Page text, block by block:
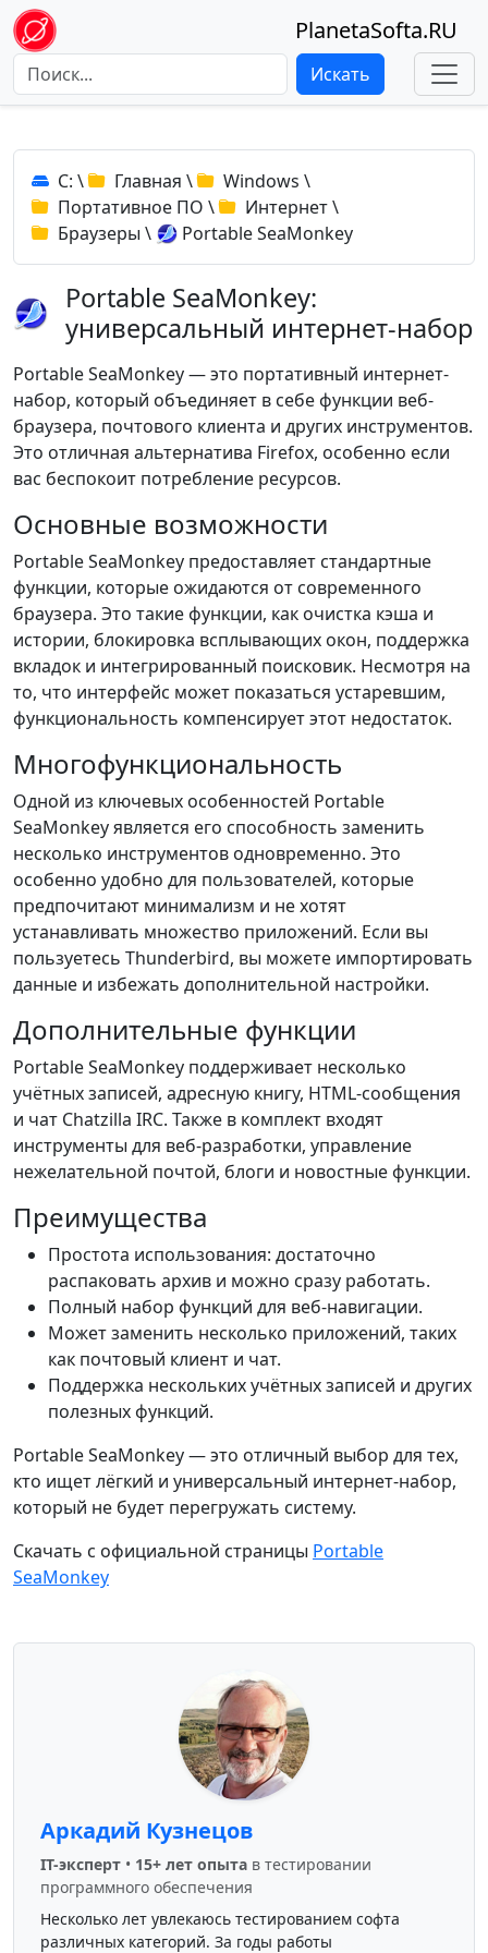
PlanetaSofta.RU
Искать
C: \ Главная \ Windows \
Портативное ПО \ Интернет\
Браузеры \ Portable SeaMonkey
Portable SeaMonkey:
универсальный интернет-набор
Portable SeaMonkey — это портативный интернет-
набор, который объединяет в себе функции веб-
браузера, почтового клиента и других инструментов.
Это отличная альтернатива Firefox, особенно если
вас беспокоит потребление ресурсов.
Основные возможности
Portable SeaMonkey предоставляет стандартные
функции, которые ожидаются от современного
браузера. Это такие функции, как очистка кэша и
истории, блокировка всплывающих окон, поддержка
вкладок и интегрированный поисковик. Несмотря на
то, что интерфейс может показаться устаревшим,
функциональность компенсирует этот недостаток.
Многофункциональность
Одной из ключевых особенностей Portable
SeaMonkey является его способность заменить
несколько инструментов одновременно. Это
особенно удобно для пользователей, которые
предпочитают минимализм и не хотят
устанавливать множество приложений. Если вы
пользуетесь Thunderbird, вы можете импортировать
данные и избежать дополнительной настройки.
Дополнительные функции
Portable SeaMonkey поддерживает несколько
учётных записей, адресную книгу, HTML-сообщения
и чат Chatzilla IRC. Также в комплект входят
инструменты для веб-разработки, управление
нежелательной почтой, блоги и новостные функции.
Преимущества
Простота использования: достаточно
распаковать архив и можно сразу работать.
Полный набор функций для веб-навигации.
Может заменить несколько приложений, таких
как почтовый клиент и чат.
Поддержка нескольких учётных записей и других
полезных функций.
Portable SeaMonkey — это отличный выбор для тех,
кто ищет лёгкий и универсальный интернет-набор,
который не будет перегружать систему.
Скачать с официальной страницы Portable
SeaMonkey
Аркадий Кузнецов
IT-эксперт • 15+ лет опыта в тестировании
программного обеспечения
Несколько лет увлекаюсь тестированием софта
различных категорий. За годы работы